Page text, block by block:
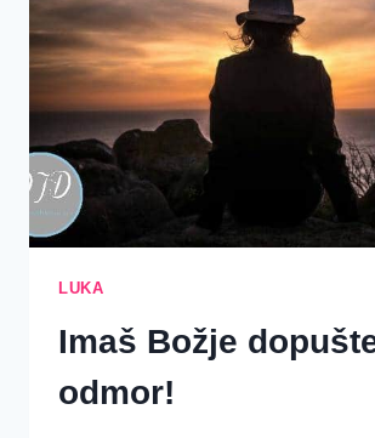
LUKA
Imaš Božje
odmor!